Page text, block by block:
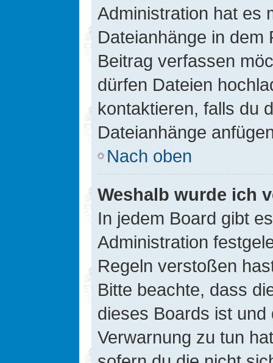
Administration hat es
Dateianhänge in dem
Beitrag verfassen
dürfen Dateien
kontaktieren, falls du
Dateianhänge
Nach oben
Weshalb wurde ich
In jedem Board gibt
Administration
Regeln verstoßen
Bitte beachte, dass
dieses Boards ist
Verwarnung zu tun